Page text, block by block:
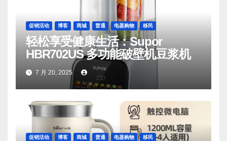
促销活动 博客 商城 普通 电器购物 移民
轻松享受健康生活：Supor
HBR702US 多功能破壁机豆浆机
7 月 20, 2025
促销活动 博客 商城 普通 电器购物 移民